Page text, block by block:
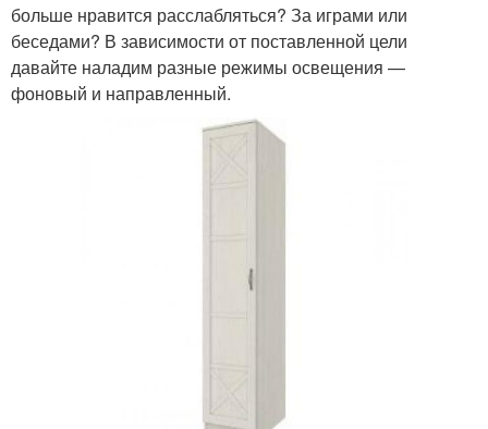
больше нравится расслабляться? За играми или
беседами? В зависимости от поставленной цели
давайте наладим разные режимы освещения —
фоновый и направленный.